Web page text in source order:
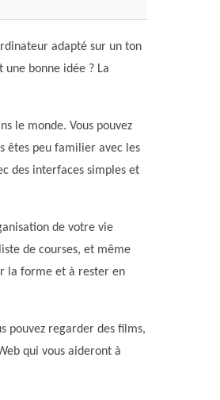
adapté sur un ton
bonne idée ? La
le monde. Vous pouvez
êtes peu familier avec les
des interfaces simples et
de votre vie
de courses, et même
la forme et à rester en
pouvez regarder des films,
qui vous aideront à